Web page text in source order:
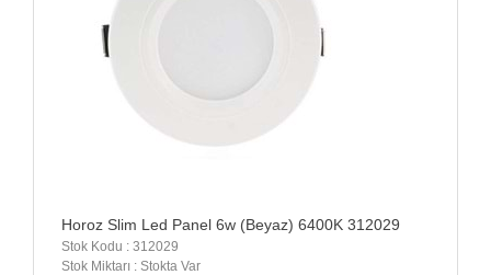
Horoz Slim Led Panel 6w (Beyaz) 6400K 312029
Stok Kodu : 312029
Stok Miktarı : Stokta Var